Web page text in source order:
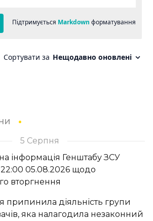
5 Серпня
інформація Генштабу ЗСУ
05.08.2026 щодо
вторгнення
припинила діяльність групи
яка налагодила незаконний